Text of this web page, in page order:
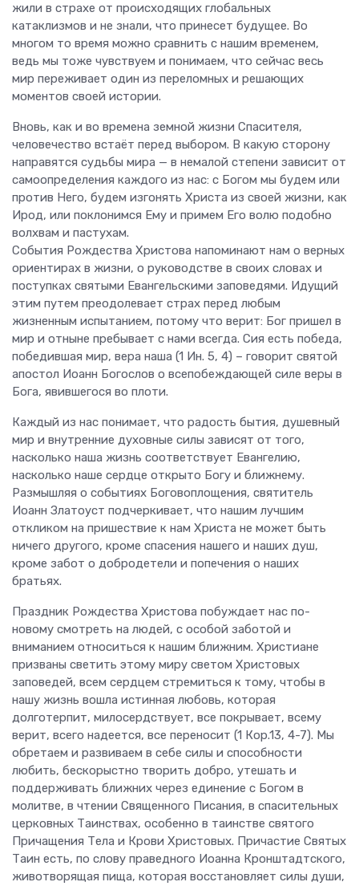
жили в страхе от происходящих глобальных
катаклизмов и не знали, что принесет будущее. Во
многом то время можно сравнить с нашим временем,
ведь мы тоже чувствуем и понимаем, что сейчас весь
мир переживает один из переломных и решающих
моментов своей истории.
Вновь, как и во времена земной жизни Спасителя,
человечество встаёт перед выбором. В какую сторону
направятся судьбы мира — в немалой степени зависит от
самоопределения каждого из нас: с Богом мы будем или
против Него, будем изгонять Христа из своей жизни, как
Ирод, или поклонимся Ему и примем Его волю подобно
волхвам и пастухам.
События Рождества Христова напоминают нам о верных
ориентирах в жизни, о руководстве в своих словах и
поступках святыми Евангельскими заповедями. Идущий
этим путем преодолевает страх перед любым
жизненным испытанием, потому что верит: Бог пришел в
мир и отныне пребывает с нами всегда. Сия есть победа,
победившая мир, вера наша (1 Ин. 5, 4) – говорит святой
апостол Иоанн Богослов о всепобеждающей силе веры в
Бога, явившегося во плоти.
Каждый из нас понимает, что радость бытия, душевный
мир и внутренние духовные силы зависят от того,
насколько наша жизнь соответствует Евангелию,
насколько наше сердце открыто Богу и ближнему.
Размышляя о событиях Боговоплощения, святитель
Иоанн Златоуст подчеркивает, что нашим лучшим
откликом на пришествие к нам Христа не может быть
ничего другого, кроме спасения нашего и наших душ,
кроме забот о добродетели и попечения о наших
братьях.
Праздник Рождества Христова побуждает нас по-
новому смотреть на людей, с особой заботой и
вниманием относиться к нашим ближним. Христиане
призваны светить этому миру светом Христовых
заповедей, всем сердцем стремиться к тому, чтобы в
нашу жизнь вошла истинная любовь, которая
долготерпит, милосердствует, все покрывает, всему
верит, всего надеется, все переносит (1 Кор.13, 4-7). Мы
обретаем и развиваем в себе силы и способности
любить, бескорыстно творить добро, утешать и
поддерживать ближних через единение с Богом в
молитве, в чтении Священного Писания, в спасительных
церковных Таинствах, особенно в таинстве святого
Причащения Тела и Крови Христовых. Причастие Святых
Таин есть, по слову праведного Иоанна Кронштадтского,
животворящая пища, которая восстановляет силы души,